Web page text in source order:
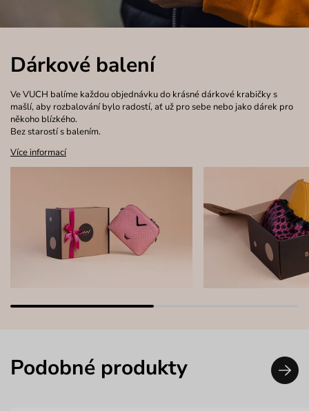
Dárkové balení
Ve VUCH balíme každou objednávku do krásné dárkové krabičky s
mašlí, aby rozbalování bylo radostí, ať už pro sebe nebo jako dárek pro
někoho blízkého.
Bez starostí s balením.
Více informací
Podobné produkty